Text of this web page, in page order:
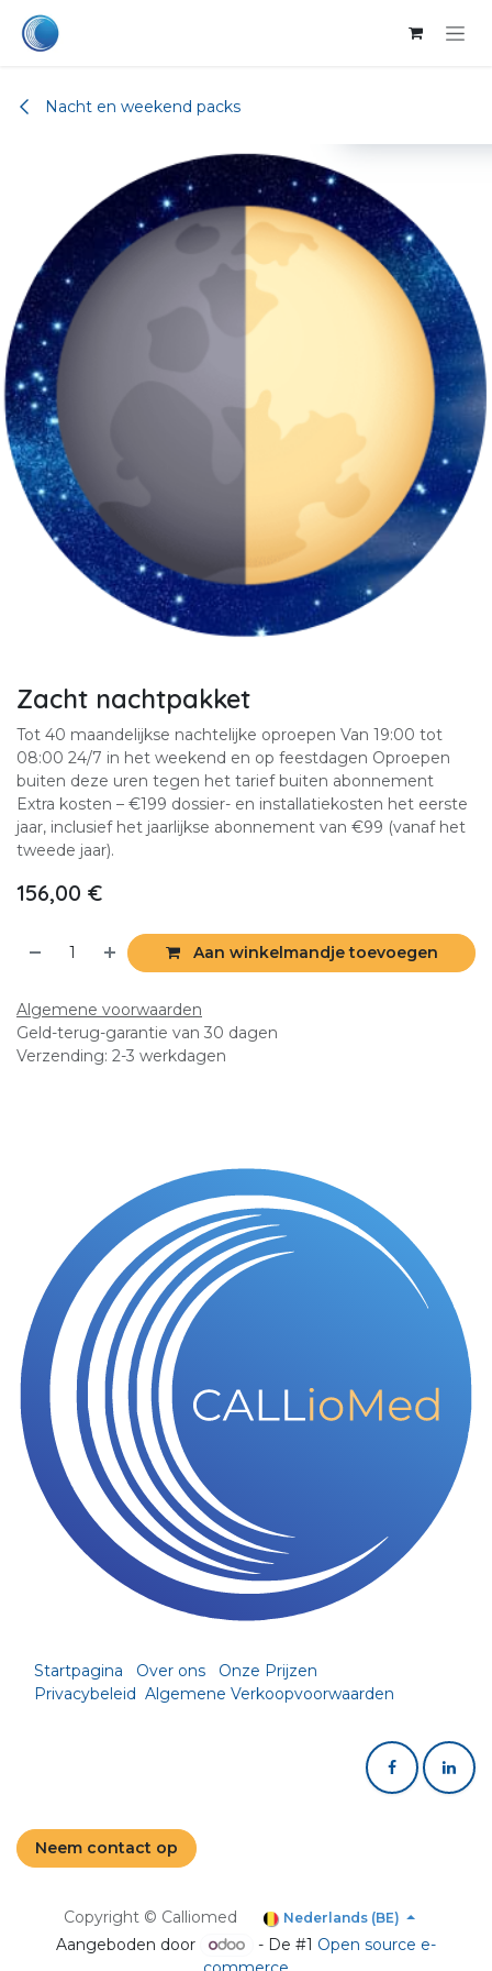
Overslaan naar inhoud
Nacht en weekend packs
Zacht nachtpakket
Tot 40 maandelijkse nachtelijke oproepen Van 19:00 tot
08:00 24/7 in het weekend en op feestdagen Oproepen
buiten deze uren tegen het tarief buiten abonnement
Extra kosten – €199 dossier- en installatiekosten het eerste
jaar, inclusief het jaarlijkse abonnement van €99 (vanaf het
tweede jaar).
156,00 €
Aan winkelmandje toevoegen
Algemene voorwaarden
Geld-terug-garantie van 30 dagen
Verzending: 2-3 werkdagen
Startpagina Over ons
Onze Prijzen
Privacybeleid Algemene Verkoopvoorwaarden
Neem contact op
Copyright © Calliomed Nederlands (BE)
Aangeboden door - De #1 Open source e-